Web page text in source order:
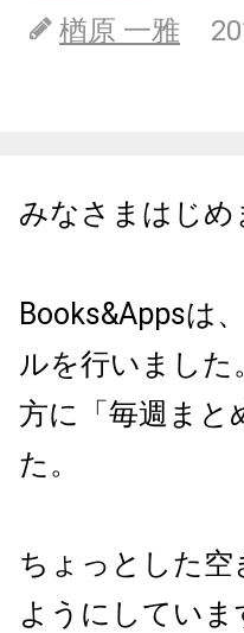
楢原 一雅
みなさまはじめ
Books&Appsは、
ルを行いました
方に「毎週まと
た。
ちょっとした空
ようにしていま